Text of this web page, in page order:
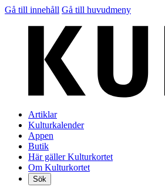
Gå till innehåll Gå till huvudmeny
Artiklar
Kulturkalender
Appen
Butik
Här gäller Kulturkortet
Om Kulturkortet
Sök